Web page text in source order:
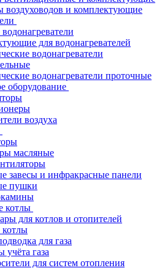
воздуховодов и комплектующие
для водонагревателей
водонагреватели
водонагреватели проточные
оборудование
воздуха
масляные
завесы и инфракрасные панели
пушки
котлы
для котлов и отопителей
котлы
для газа
газа
для систем отопления